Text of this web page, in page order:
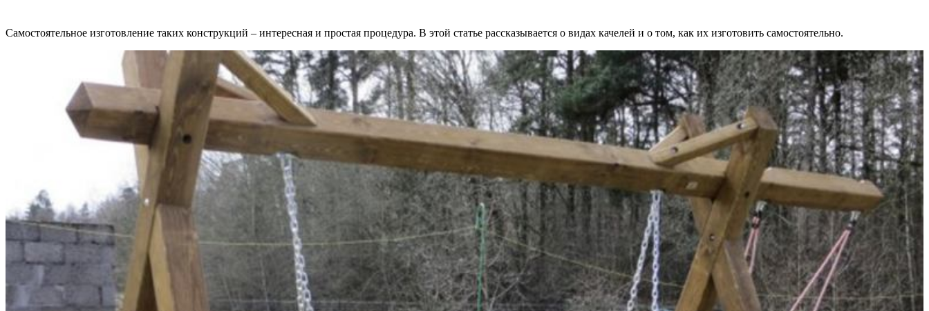
Самостоятельное изготовление таких конструкций – интересная и простая процедура. В этой статье рассказывается о видах качелей и о том, как их изготовить самостоятельно.